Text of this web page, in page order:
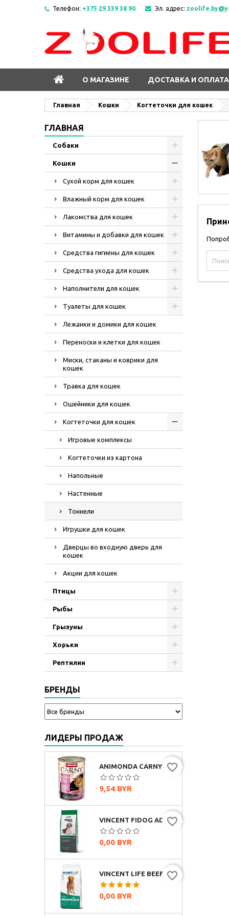
Телефон: +375 29 339 38 90 Эл. адрес:
О МАГАЗИНЕ ДОСТАВКА И ОПЛАТА
Главная Кошки Когтеточки для кошек
ГЛАВНАЯ
Собаки
Кошки
Сухой корм для кошек
Влажный корм для кошек
Лакомства для кошек
Витамины и добавки для кошек
Средства гигиены для кошек
Средства ухода для кошек
Наполнители для кошек
Туалеты для кошек
Лежанки и домики для кошек
Переноски и клетки для кошек
Миски, стаканы и коврики для
кошек
Травка для кошек
Ошейники для кошек
Когтеточки для кошек
Игровые комплексы
Когтеточки из картона
Напольные
Настенные
Тоннели
Игрушки для кошек
Дверцы во входную дверь для
кошек
Акции для кошек
Птицы
Рыбы
Грызуны
Хорьки
Рептилии
БРЕНДЫ
ЛИДЕРЫ ПРОДАЖ
ANIMONDA CARNY ADULT МУЛЬТИМЯСНОЙ КОКТЕЙЛЬ, 400Г
Цена
9,54 BYR
favorite_border
VINCENT FIDOG ADULT (ГОВЯДИНА)
Цена
0,00 BYR
favorite_border
VINCENT LIFE BEEF & RICE (ГОВЯДИНА И РИС)
Цена
0,00 BYR
favorite_border